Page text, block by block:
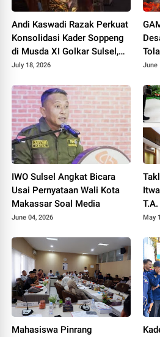
Andi Kaswadi Razak Perkuat
Konsolidasi Kader Soppeng
di Musda XI Golkar Sulsel,
Militansi Dipuji Bahlil
July 18, 2026 June
IWO Sulsel Angkat Bicara
Usai Pernyataan Wali Kota
Makassar Soal Media
June 04, 2026 May
Mahasiswa Pinrang